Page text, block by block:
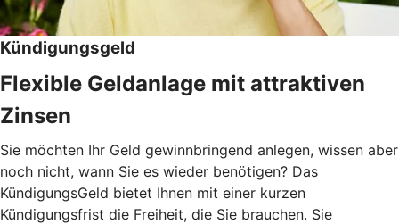
Kündigungsgeld
Flexible Geldanlage mit attraktiven
Zinsen
Sie möchten Ihr Geld gewinnbringend anlegen, wissen aber
noch nicht, wann Sie es wieder benötigen? Das
KündigungsGeld bietet Ihnen mit einer kurzen
Kündigungsfrist die Freiheit, die Sie brauchen. Sie